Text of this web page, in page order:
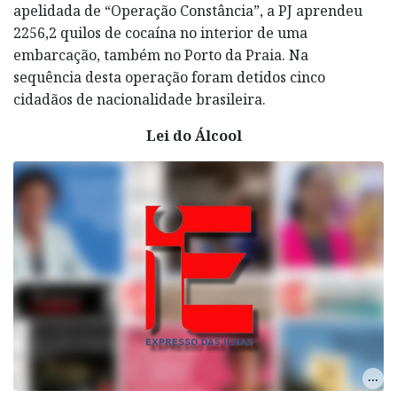
apelidada de “Operação Constância”, a PJ aprendeu
2256,2 quilos de cocaína no interior de uma
embarcação, também no Porto da Praia. Na
sequência desta operação foram detidos cinco
cidadãos de nacionalidade brasileira.
Lei do Álcool